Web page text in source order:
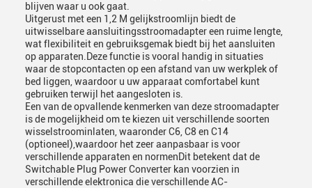
blijven waar u ook gaat.
Uitgerust met een 1,2 M gelijkstroomlijn biedt de
uitwisselbare aansluitingsstroomadapter een ruime lengte,
wat flexibiliteit en gebruiksgemak biedt bij het aansluiten
op apparaten.Deze functie is vooral handig in situaties
waar de stopcontacten op een afstand van uw werkplek of
bed liggen, waardoor u uw apparaat comfortabel kunt
gebruiken terwijl het aangesloten is.
Een van de opvallende kenmerken van deze stroomadapter
is de mogelijkheid om te kiezen uit verschillende soorten
wisselstroominlaten, waaronder C6, C8 en C14
(optioneel),waardoor het zeer aanpasbaar is voor
verschillende apparaten en normenDit betekent dat de
Switchable Plug Power Converter kan voorzien in
verschillende elektronica die verschillende AC-